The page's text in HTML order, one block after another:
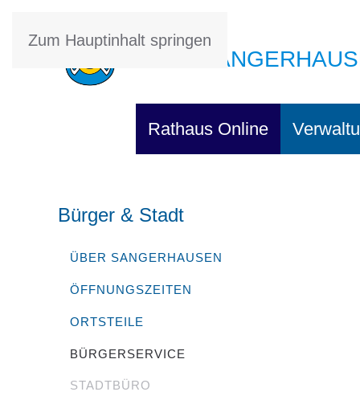
Zum Hauptinhalt springen
STADT
Rathaus Online
Bürger & Stadt
ÜBER SANGERHAUSEN
ÖFFNUNGSZEITEN
ORTSTEILE
BÜRGERSERVICE
STADTBÜRO